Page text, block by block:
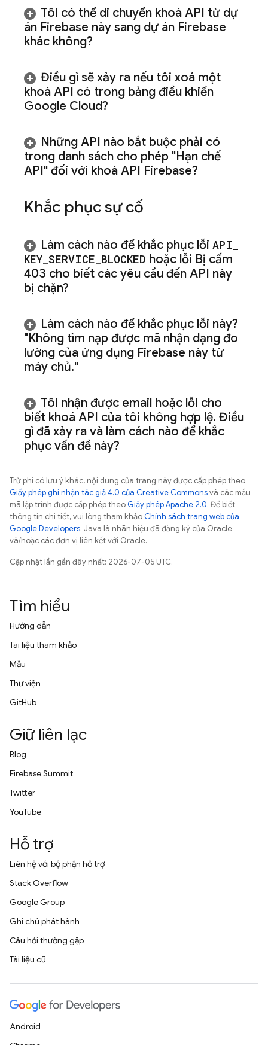
Tôi có thể di chuyển khoá API từ dự
án Firebase này sang dự án Firebase
khác không?
Điều gì sẽ xảy ra nếu tôi xoá một
khoá API có trong bảng điều khiển
Google Cloud?
Những API nào bắt buộc phải có
trong danh sách cho phép "Hạn chế
API" đối với khoá API Firebase?
Khắc phục sự cố
Làm cách nào để khắc phục lỗi API
KEY SERVICE BLOCKED hoặc lỗi Bị cấm
403 cho biết các yêu cầu đến API này
bị chặn?
Làm cách nào để khắc phục lỗi này?
"Không tìm nạp được mã nhận dạng đo
lường của ứng dụng Firebase này từ
máy chủ."
Tôi nhận được email hoặc lỗi cho
biết khoá API của tôi không hợp lệ. Điều
gì đã xảy ra và làm cách nào để khắc
phục vấn đề này?
Trừ phi có lưu ý khác, nội dung của trang này được cấp phép theo
Giấy phép ghi nhận tác giả 4.0 của Creative Commonsvà các mẫu
mã lập trình được cấp phép theoGiấy phép Apache 2.0. Để biết
thông tin chi tiết, vui lòng tham khảoChính sách trang web của
Google Developers. Java là nhãn hiệu đã đăng ký của Oracle
và/hoặc các đơn vị liên kết với Oracle.
Cập nhật lần gần đây nhất: 2026-07-05 UTC.
Tìm hiểu
Hướng dẫn
Tài liệu tham khảo
Mẫu
Thư viện
GitHub
Giữ liên lạc
Blog
Firebase Summit
Twitter
YouTube
Hỗ trợ
Liên hệ với bộ phận hỗ trợ
Stack Overflow
Google Group
Ghi chú phát hành
Câu hỏi thường gặp
Tài liệu cũ
Android